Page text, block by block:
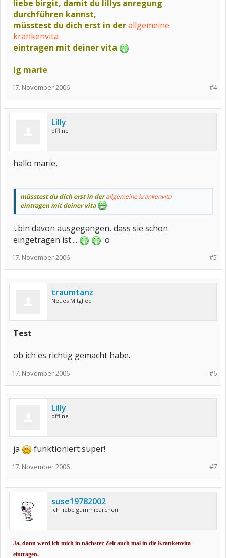
liebe birgit, damit du lillys anregung
durchführen kannst,
müsstest du dich erst in derallgemeine
krankenvita
eintragen mit deiner vita
lg marie
#4
17. November 2006
Lilly
offline
hallo marie,
müsstest du dich erst in der allgemeine krankenvita
eintragen mit deiner vita
...bin davon ausgegangen, dass sie schon
eingetragen ist....
:o
#5
17. November 2006
traumtanz
Neues Mitglied
Test
ob ich es richtig gemacht habe.
#6
17. November 2006
Lilly
offline
ja funktioniert super!
#7
17. November 2006
suse19782002
ich liebe gummibärchen
Ja, dann werd ich mich in nächster Zeit auch mal in die Krankenvita
eintragen.